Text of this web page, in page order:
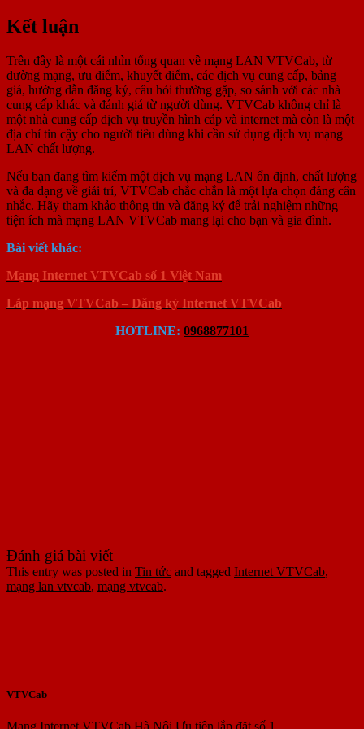
Kết luận
Trên đây là một cái nhìn tổng quan về mạng LAN VTVCab, từ
đường mạng, ưu điểm, khuyết điểm, các dịch vụ cung cấp, bảng
giá, hướng dẫn đăng ký, câu hỏi thường gặp, so sánh với các nhà
cung cấp khác và đánh giá từ người dùng. VTVCab không chỉ là
một nhà cung cấp dịch vụ truyền hình cáp và internet mà còn là một
địa chỉ tin cậy cho người tiêu dùng khi cần sử dụng dịch vụ mạng
LAN chất lượng.
Nếu bạn đang tìm kiếm một dịch vụ mạng LAN ổn định, chất lượng
và đa dạng về giải trí, VTVCab chắc chắn là một lựa chọn đáng cân
nhắc. Hãy tham khảo thông tin và đăng ký để trải nghiệm những
tiện ích mà mạng LAN VTVCab mang lại cho bạn và gia đình.
Bài viết khác:
Mạng Internet VTVCab số 1 Việt Nam
Lắp mạng VTVCab – Đăng ký Internet VTVCab
HOTLINE: 0968877101
Đánh giá bài viết
This entry was posted in Tin tức and tagged Internet VTVCab,
mạng lan vtvcab, mạng vtvcab.
VTVCab
Mạng Internet VTVCab Hà Nội Ưu tiên lắp đặt số 1